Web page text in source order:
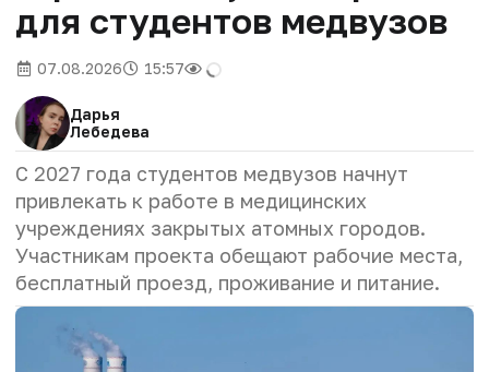
для студентов медвузов
07.08.2026 15:57
Дарья
Лебедева
С 2027 года студентов медвузов начнут
привлекать к работе в медицинских
учреждениях закрытых атомных городов.
Участникам проекта обещают рабочие места,
бесплатный проезд, проживание и питание.